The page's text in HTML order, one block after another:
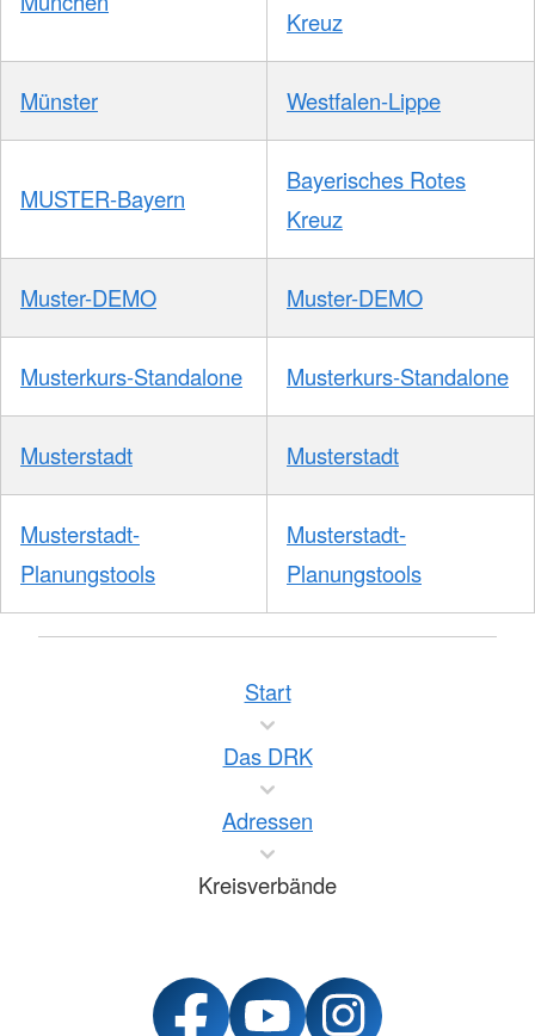
Kreuz
Münster Westfalen-Lippe
MUSTER-Bayern
Bayerisches Rotes
Kreuz
Muster-DEMO Muster-DEMO
Musterkurs-Standalone Musterkurs-Standalone
Musterstadt Musterstadt
Musterstadt-
Planungstools
Musterstadt-
Planungstools
Start
Das DRK
Adressen
Kreisverbände